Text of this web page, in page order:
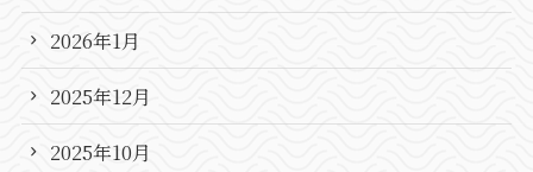
2026年1月
2025年12月
2025年10月